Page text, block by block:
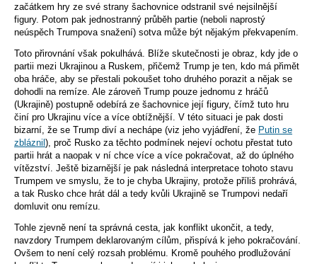
začátkem hry ze své strany šachovnice odstranil své nejsilnější
figury. Potom pak jednostranný průběh partie (neboli naprostý
neúspěch Trumpova snažení) sotva může být nějakým překvapením.
Toto přirovnání však pokulhává. Blíže skutečnosti je obraz, kdy jde o
partii mezi Ukrajinou a Ruskem, přičemž Trump je ten, kdo má přimět
oba hráče, aby se přestali pokoušet toho druhého porazit a nějak se
dohodli na remíze. Ale zároveň Trump pouze jednomu z hráčů
(Ukrajině) postupně odebírá ze šachovnice její figury, čímž tuto hru
činí pro Ukrajinu více a více obtížnější. V této situaci je pak dosti
bizarní, že se Trump diví a nechápe (viz jeho vyjádření, že Putin se
zbláznil ), proč Rusko za těchto podmínek nejeví ochotu přestat tuto
partii hrát a naopak v ní chce více a více pokračovat, až do úplného
vítězství. Ještě bizarnější je pak následná interpretace tohoto stavu
Trumpem ve smyslu, že to je chyba Ukrajiny, protože příliš prohrává,
a tak Rusko chce hrát dál a tedy kvůli Ukrajině se Trumpovi nedaří
domluvit onu remízu.
Tohle zjevně není ta správná cesta, jak konflikt ukončit, a tedy,
navzdory Trumpem deklarovaným cílům, přispívá k jeho pokračování.
Ovšem to není celý rozsah problému. Kromě pouhého prodlužování